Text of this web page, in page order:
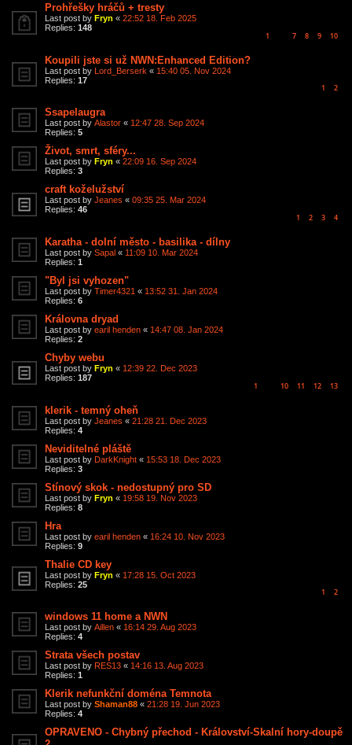
Prohřešky hráčů + tresty
Last post by Fryn « 22:52 18. Feb 2025
Replies: 148
1 7 8 9 10
Koupili jste si už NWN:Enhanced Edition?
Last post by Lord_Berserk « 15:40 05. Nov 2024
Replies: 17
1 2
Ssapelaugra
Last post by Alastor « 12:47 28. Sep 2024
Replies: 5
Život, smrt, sféry...
Last post by Fryn « 22:09 16. Sep 2024
Replies: 3
craft koželužství
Last post by Jeanes « 09:35 25. Mar 2024
Replies: 46
1 2 3 4
Karatha - dolní město - basilika - dílny
Last post by Sapal « 11:09 10. Mar 2024
Replies: 1
"Byl jsi vyhozen"
Last post by Timer4321 « 13:52 31. Jan 2024
Replies: 6
Královna dryad
Last post by earil henden « 14:47 08. Jan 2024
Replies: 2
Chyby webu
Last post by Fryn « 12:39 22. Dec 2023
Replies: 187
1 10 11 12 13
klerik - temný oheň
Last post by Jeanes « 21:28 21. Dec 2023
Replies: 4
Neviditelné pláště
Last post by DarkKnight « 15:53 18. Dec 2023
Replies: 3
Stínový skok - nedostupný pro SD
Last post by Fryn « 19:58 19. Nov 2023
Replies: 8
Hra
Last post by earil henden « 16:24 10. Nov 2023
Replies: 9
Thalie CD key
Last post by Fryn « 17:28 15. Oct 2023
Replies: 25
1 2
windows 11 home a NWN
Last post by Aillen « 16:14 29. Aug 2023
Replies: 4
Strata všech postav
Last post by RES13 « 14:16 13. Aug 2023
Replies: 1
Klerik nefunkční doména Temnota
Last post by Shaman88 « 21:28 19. Jun 2023
Replies: 4
OPRAVENO - Chybný přechod - Království-Skalní hory-doupě